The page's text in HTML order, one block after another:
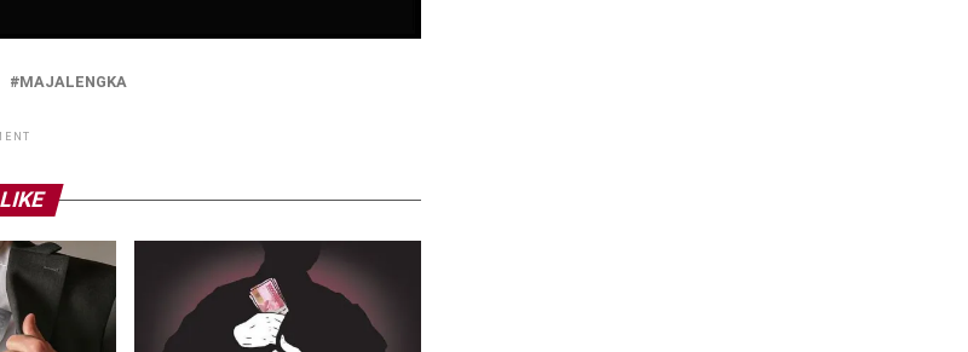
MAJALENGKA